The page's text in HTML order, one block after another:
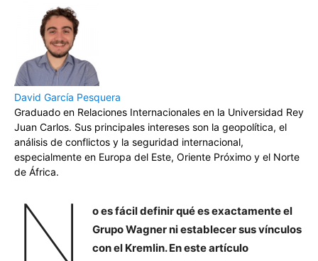
David García Pesquera
Graduado en Relaciones Internacionales en la Universidad Rey
Juan Carlos. Sus principales intereses son la geopolítica, el
análisis de conflictos y la seguridad internacional,
especialmente en Europa del Este, Oriente Próximo y el Norte
de África.
N
o es fácil definir qué es exactamente el
Grupo Wagner ni establecer sus vínculos
con el Kremlin. En este artículo